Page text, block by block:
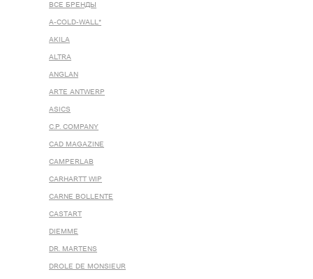
ВСЕ БРЕНДЫ
A-COLD-WALL*
AKILA
ALTRA
ANGLAN
ARTE ANTWERP
ASICS
C.P. COMPANY
CAD MAGAZINE
CAMPERLAB
CARHARTT WIP
CARNE BOLLENTE
CASTART
DIEMME
DR. MARTENS
DROLE DE MONSIEUR